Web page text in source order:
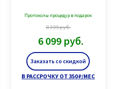
Заказать со скидкой
Протоколы процедур в подарок
8 399руб.
6 099 руб.
В РАССРОЧКУ ОТ 350 ₽/МЕС